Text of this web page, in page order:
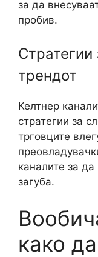
за да
пробив.
трендот
Келтнер
стратегии за
трговците
каналите за
загуба.
како